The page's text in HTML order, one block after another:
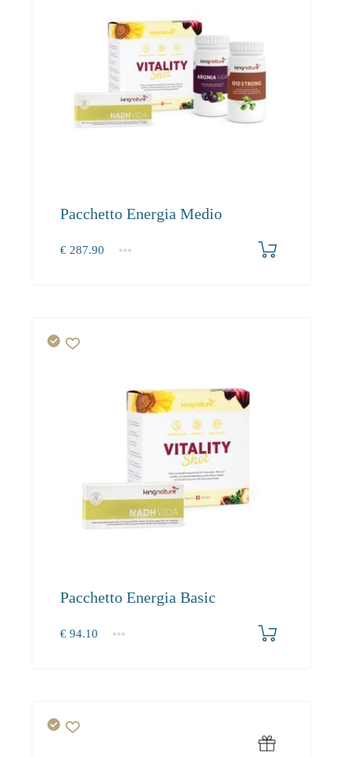
Pacchetto Energia Medio
€ 287.90
1+
Pacchetto Energia Basic
€ 94.10
1+